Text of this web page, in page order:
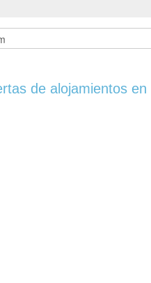
de alojamientos en